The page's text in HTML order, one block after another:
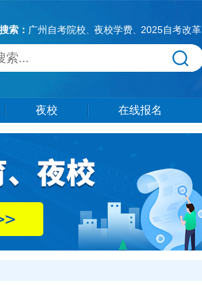
索： 广州自考院校、 夜校学费、 2025自考改革
夜校 在线报名